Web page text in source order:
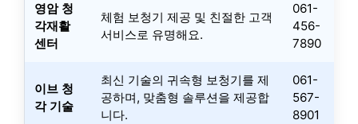
영암 청
각재활
센터
체험 보청기 제공 및 친절한 고객
서비스로 유명해요.
061-
456-
7890
이브 청
각 기술
최신 기술의 귀속형 보청기를 제
공하며, 맞춤형 솔루션을 제공합
니다.
061-
567-
8901